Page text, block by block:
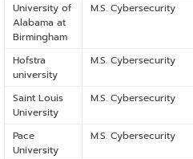
University of
Alabama at
Birmingham
M.S. Cybersecurity
Hofstra
university
M.S. Cybersecurity
Saint Louis
University
M.S. Cybersecurity
Pace
University
M.S. Cybersecurity